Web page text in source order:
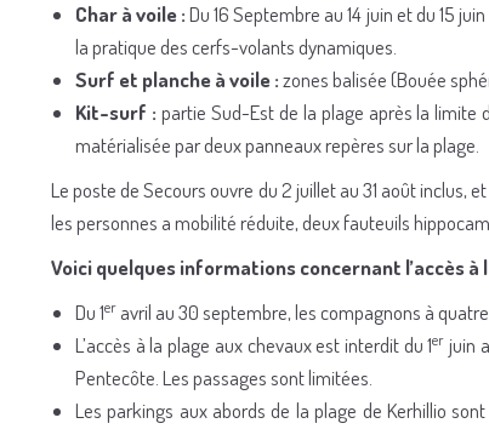
Char à voile :Du 16 Septembre au 14 juin et du 15
la pratique des cerfs-volants dynamiques.
Surf et planche à voile :zones balisée (Bouée
Kit-surf : partie Sud-Est de la plage après la limite
matérialisée par deux panneaux repères sur la plage.
Le poste de Secours ouvre du 2 juillet au 31 août inclus,
les personnes a mobilité réduite, deux fauteuils
Voici quelques informations concernant l’accès à
Du 1er avril au 30 septembre, les compagnons à
L’accès à la plage aux chevaux est interdit du 1er juin
Pentecôte. Les passages sont limitées.
Les parkings aux abords de la plage de Kerhillio